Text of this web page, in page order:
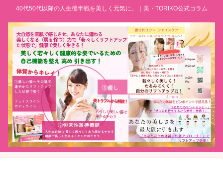
40代50代以降の人生後半戦を美しく元気に。｜美・TORIKO公式コラム